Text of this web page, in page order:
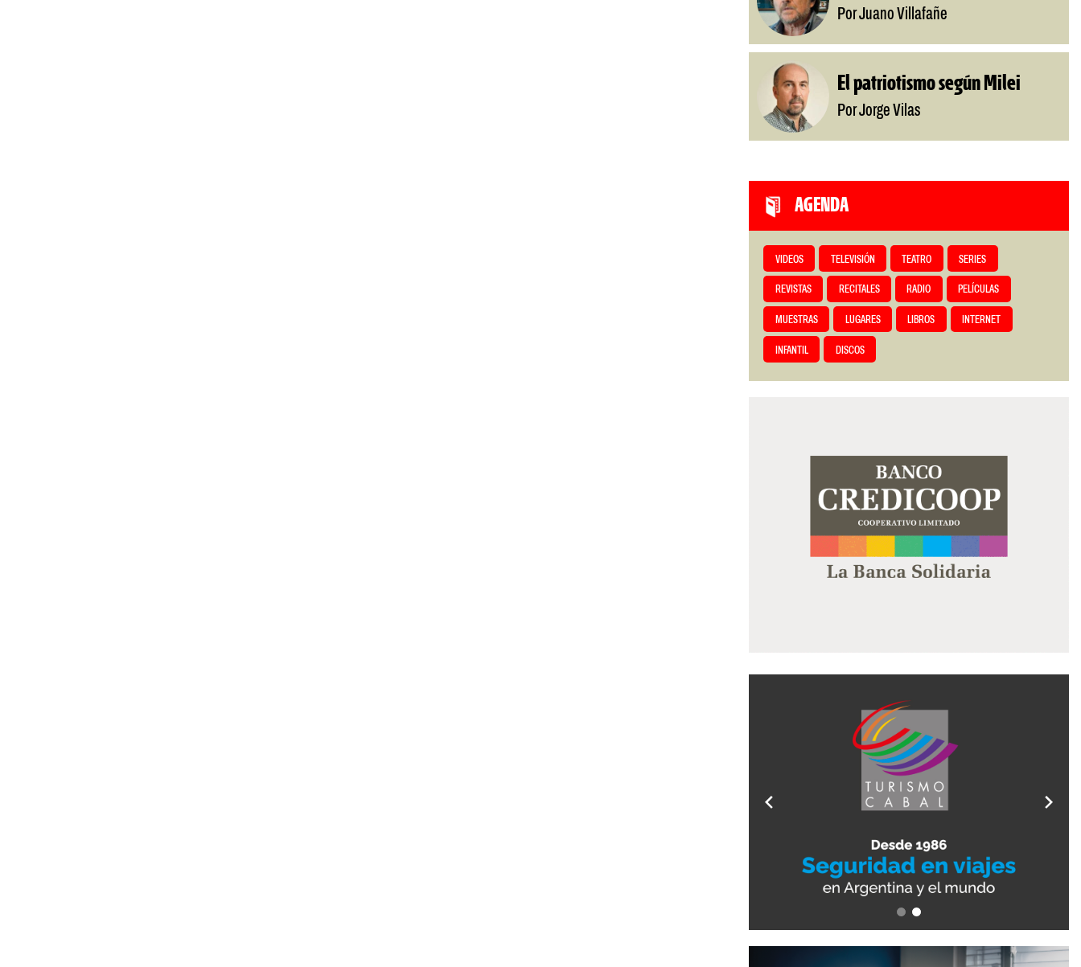
Por Juano Villafañe
El patriotismo según Milei
Por Jorge Vilas
AGENDA
VIDEOS TELEVISIÓN TEATRO SERIES
REVISTAS RECITALES RADIO PELÍCULAS
MUESTRAS LUGARES LIBROS INTERNET
INFANTIL DISCOS